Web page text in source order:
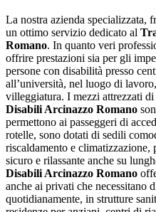
La nostra azienda specializzata,
un ottimo servizio dedicato al
Romano. In quanto veri
offrire prestazioni sia per gli
persone con disabilità presso
all’università, nel luogo di
villeggiatura. I mezzi attrezzati
Disabili Arcinazzo Romano
permettono ai passeggeri di
rotelle, sono dotati di sedili
riscaldamento e
sicuro e rilassante anche su
Disabili Arcinazzo Romano
anche ai privati che necessitano
quotidianamente, in strutture